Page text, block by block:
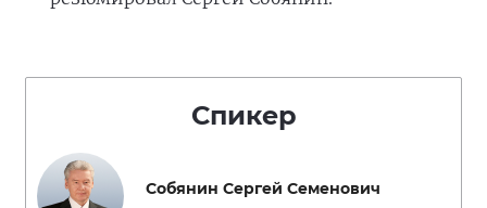
Спикер
Собянин Сергей Семенович